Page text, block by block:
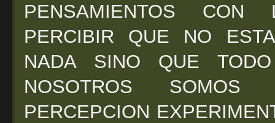
PENSAMIENTOS
PERCIBIR QUE NO
NADA SINO QUE
NOSOTROS
PERCEPCION